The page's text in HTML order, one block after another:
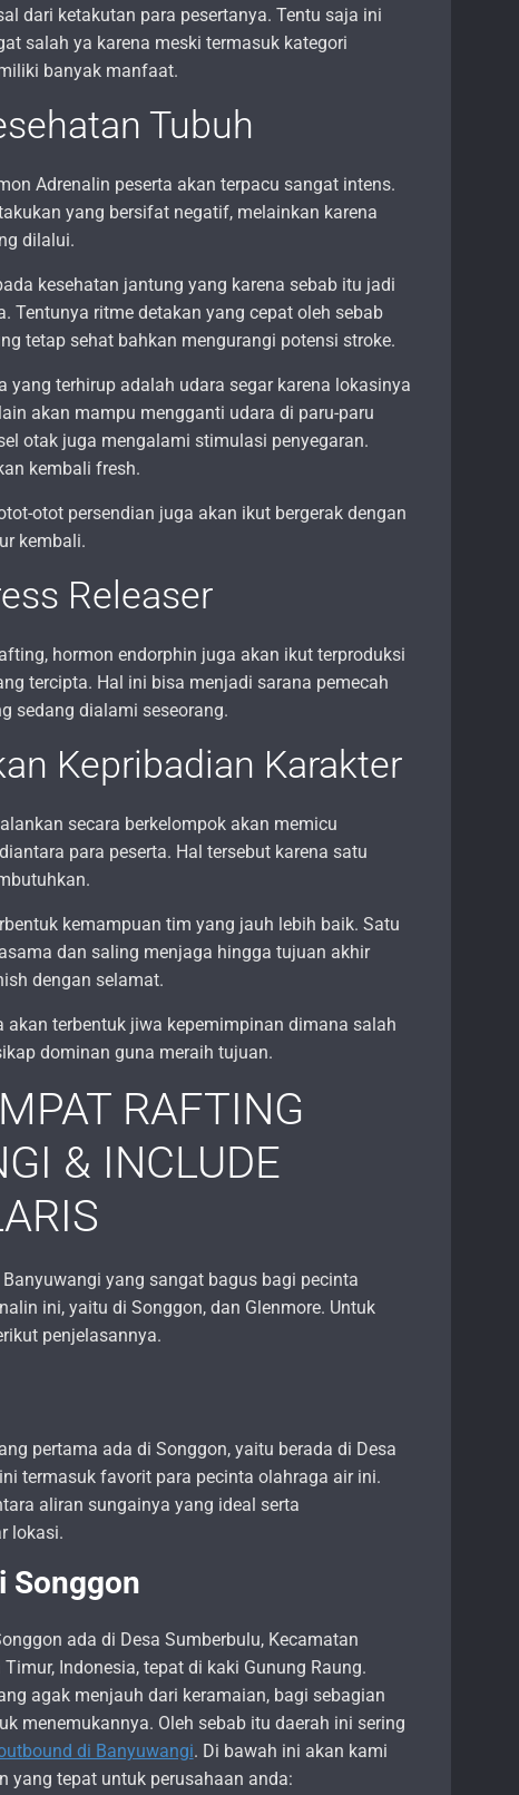
dari ketakutan para pesertanya. Tentu saja ini
salah ya karena meski termasuk kategori
banyak manfaat.
Tubuh
Adrenalin peserta akan terpacu sangat intens.
yang bersifat negatif, melainkan karena
dilalui.
kesehatan jantung yang karena sebab itu jadi
Tentunya ritme detakan yang cepat oleh sebab
tetap sehat bahkan mengurangi potensi stroke.
yang terhirup adalah udara segar karena lokasinya
akan mampu mengganti udara di paru-paru
otak juga mengalami stimulasi penyegaran.
kembali fresh.
otot persendian juga akan ikut bergerak dengan
kembali.
Releaser
hormon endorphin juga akan ikut terproduksi
tercipta. Hal ini bisa menjadi sarana pemecah
sedang dialami seseorang.
Kepribadian Karakter
secara berkelompok akan memicu
para peserta. Hal tersebut karena satu
kemampuan tim yang jauh lebih baik. Satu
dan saling menjaga hingga tujuan akhir
dengan selamat.
terbentuk jiwa kepemimpinan dimana salah
dominan guna meraih tujuan.
RAFTING
& INCLUDE
yang sangat bagus bagi pecinta
ini, yaitu di Songgon, dan Glenmore. Untuk
penjelasannya.
pertama ada di Songgon, yaitu berada di Desa
termasuk favorit para pecinta olahraga air ini.
aliran sungainya yang ideal serta
lokasi.
Songgon
ada di Desa Sumberbulu, Kecamatan
Indonesia, tepat di kaki Gunung Raung.
agak menjauh dari keramaian, bagi sebagian
menemukannya. Oleh sebab itu daerah ini sering
di Banyuwangi. Di bawah ini akan kami
yang tepat untuk perusahaan anda: